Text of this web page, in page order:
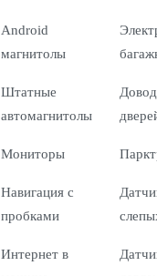
Android
магнитолы
Штатные
автомагнитолы
Мониторы
Навигация с
пробками
Интернет в